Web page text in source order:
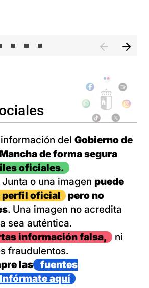
del Gobierno de
de forma segura
oficiales.
o una imagen puede
perfil oficial
pero no
. Una imagen no acredita
sea auténtica.
información falsa,
ni
fraudulentos.
las
fuentes
Infórmate aquí